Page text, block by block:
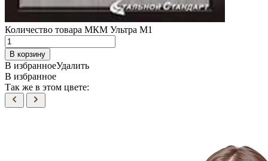
Количество товара МКМ Ультра М1
В корзину
В избранноеУдалить
В избранное
Так же в этом цвете: